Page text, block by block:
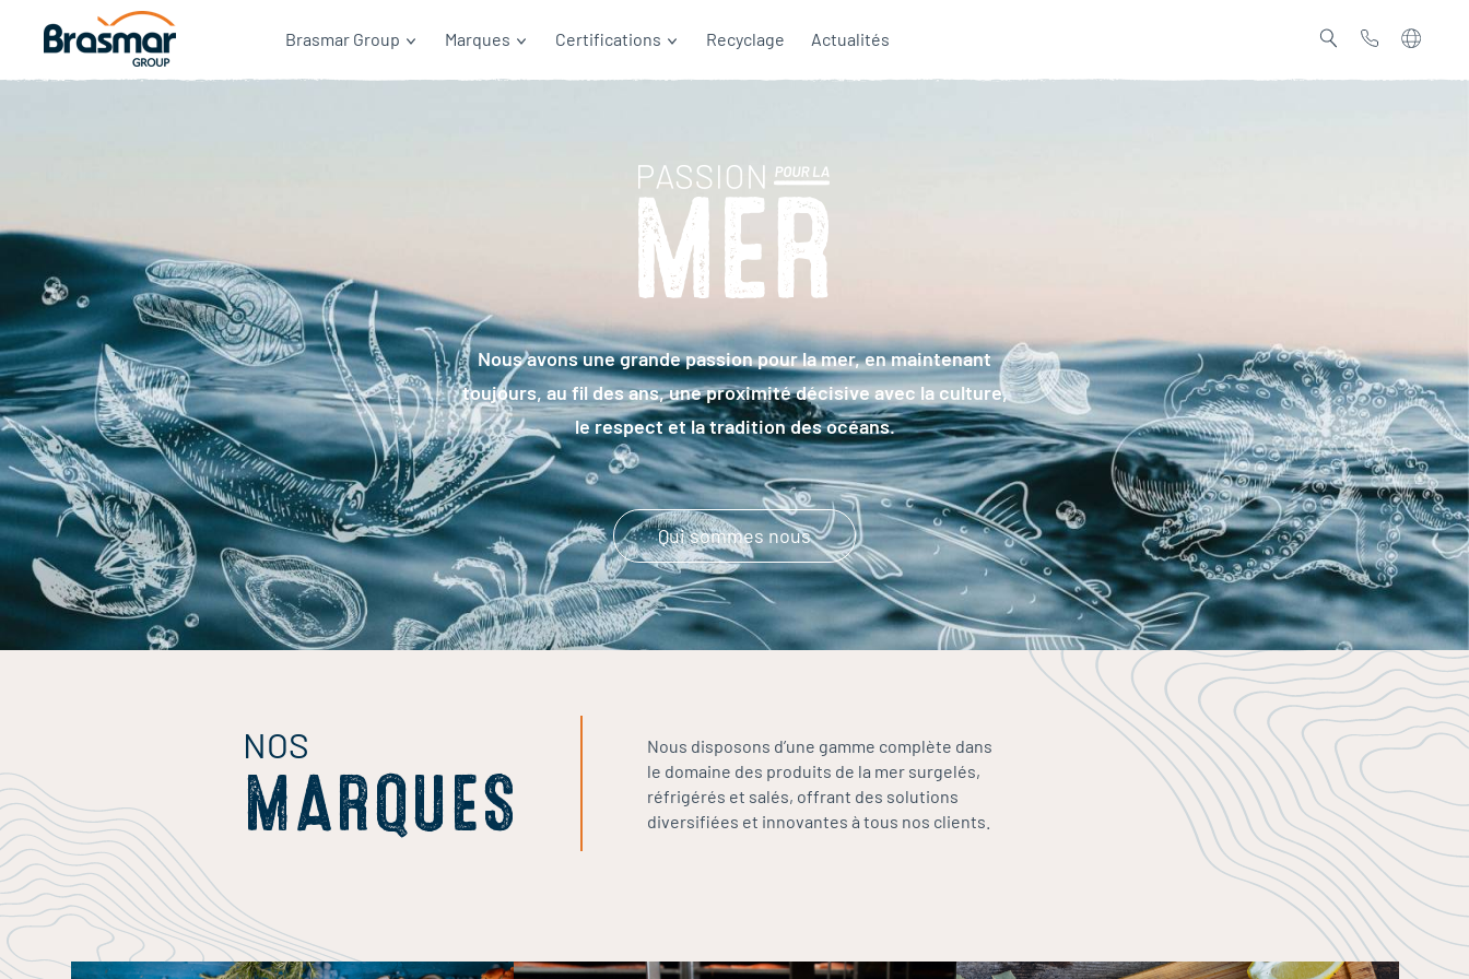
Brasmar Group Marques Certifications Recyclage Actualités
Nous avons une grande passion pour la mer, en maintenant
toujours, au fil des ans, une proximité décisive avec la culture,
le respect et la tradition des océans.
Qui sommes nous
NOS
MARQUES
Nous disposons d’une gamme complète dans
le domaine des produits de la mer surgelés,
réfrigérés et salés, offrant des solutions
diversifiées et innovantes à tous nos clients.